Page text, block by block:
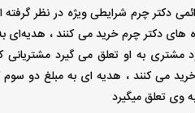
دکتر چرم شرایطی ویژه در نظر
های دکتر چرم خرید می کنند ،
به او تعلق می گیرد مشتریانی
می کنند ، هدیه ای به مبلغ دو
وی تعلق میگیرد